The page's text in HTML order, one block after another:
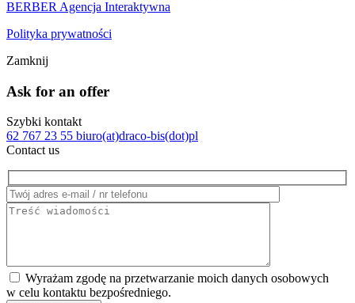
BERBER Agencja Interaktywna
Polityka prywatności
Zamknij
Ask for an offer
Szybki kontakt
62 767 23 55 biuro(at)draco-bis(dot)pl
Contact us
Wyrażam zgodę na przetwarzanie moich danych osobowych
w celu kontaktu bezpośredniego.